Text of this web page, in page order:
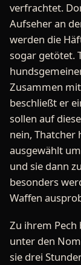
verfrachtet.
Aufseher an
werden die
sogar getötet.
Zusammen
beschließt er
sollen auf
nein, Thatcher
ausgewählt
und sie dann
besonders
Waffen
Zu ihrem Pech
unter den
sie drei